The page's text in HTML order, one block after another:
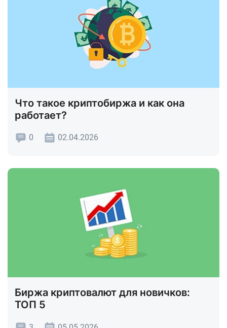
Что такое криптобиржа и как она
работает?
0 02.04.2026
Биржа криптовалют для новичков:
ТОП 5